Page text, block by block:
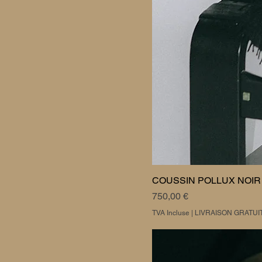
COUSSIN POLLUX NOIR
Prix
750,00 €
TVA Incluse LIVRAISON